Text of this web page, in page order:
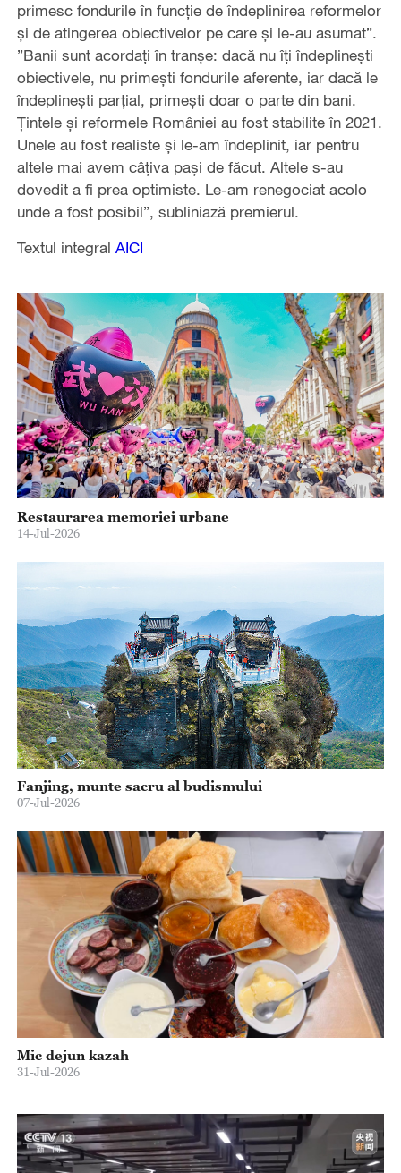
primesc fondurile în funcție de îndeplinirea reformelor
și de atingerea obiectivelor pe care și le-au asumat”.
”Banii sunt acordați în tranșe: dacă nu îți îndeplinești
obiectivele, nu primești fondurile aferente, iar dacă le
îndeplinești parțial, primești doar o parte din bani.
Țintele și reformele României au fost stabilite în 2021.
Unele au fost realiste și le-am îndeplinit, iar pentru
altele mai avem câțiva pași de făcut. Altele s-au
dovedit a fi prea optimiste. Le-am renegociat acolo
unde a fost posibil”, subliniază premierul.
Textul integral AICI
Restaurarea memoriei urbane
14-Jul-2026
Fanjing, munte sacru al budismului
07-Jul-2026
Mic dejun kazah
31-Jul-2026